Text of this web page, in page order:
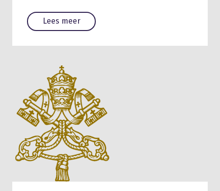
Lees meer